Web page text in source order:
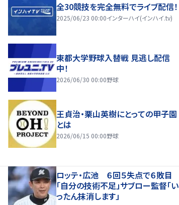
全30競技を完全無料でライブ配信！
2025/06/23 00:00インターハイ(インハイ.tv)
東都大学野球入替戦 見逃し配信
中！
2026/06/30 00:00野球
王貞治・栗山英樹にとっての甲子園
とは
2026/06/15 00:00野球
ロッテ・広池 ６回５失点で６敗目
「自分の技術不足」サブロー監督「い
ったん抹消します」